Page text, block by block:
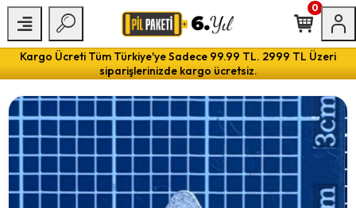
Kargo Ücreti Tüm Türkiye'ye Sadece 99.99 TL. 2999 TL Üzeri
siparişlerinizde kargo ücretsiz.
0